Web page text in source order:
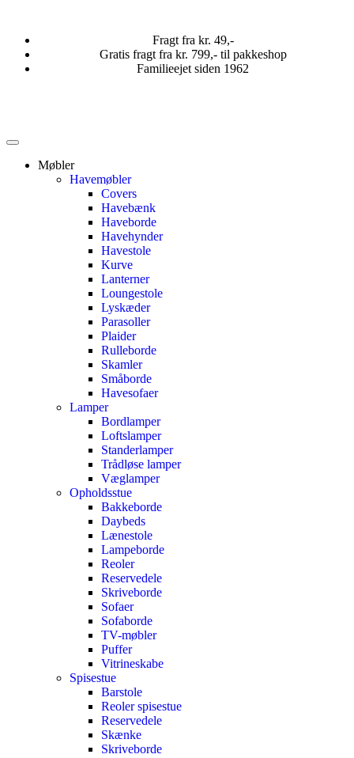
Fragt fra kr. 49,-
Gratis fragt fra kr. 799,- til pakkeshop
Familieejet siden 1962
Møbler
Havemøbler
Covers
Havebænk
Haveborde
Havehynder
Havestole
Kurve
Lanterner
Loungestole
Lyskæder
Parasoller
Plaider
Rulleborde
Skamler
Småborde
Havesofaer
Lamper
Bordlamper
Loftslamper
Standerlamper
Trådløse lamper
Væglamper
Opholdsstue
Bakkeborde
Daybeds
Lænestole
Lampeborde
Reoler
Reservedele
Skriveborde
Sofaer
Sofaborde
TV-møbler
Puffer
Vitrineskabe
Spisestue
Barstole
Reoler spisestue
Reservedele
Skænke
Skriveborde